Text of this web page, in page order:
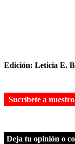
Edición: Leticia E.
Sucríbete a
Deja tu opinión o